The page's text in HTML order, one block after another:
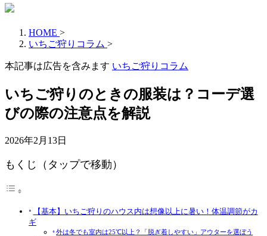
HOME >
いちご狩りコラム >
本記事は広告を含みます いちご狩りコラム
いちご狩りのときの服装は？コーデ選
びの際の注意点を解説
2026年2月13日
もくじ（タップで移動）
【基本】いちご狩りのハウス内は想像以上に暑い！体温調節がカ
ギ
外は冬でも室内は25℃以上？「脱ぎ着しやすい」アウターを選ぼう